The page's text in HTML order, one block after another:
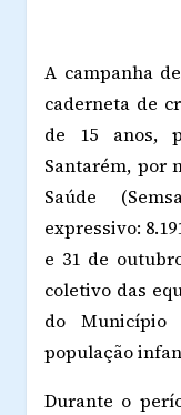
A campanha
caderneta de
de 15 anos,
Santarém, por
Saúde
expressivo:
e 31 de
coletivo das
do
população
Durante o